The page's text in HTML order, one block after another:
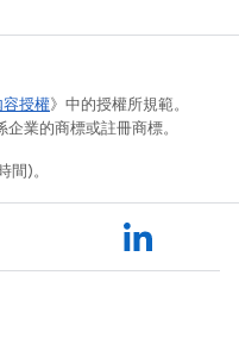
容授權》中的授權所規範。
業的商標或註冊商標。
)。